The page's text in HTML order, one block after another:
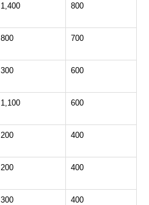
1,400 800
800 700
300 600
1,100 600
200 400
200 400
300 400